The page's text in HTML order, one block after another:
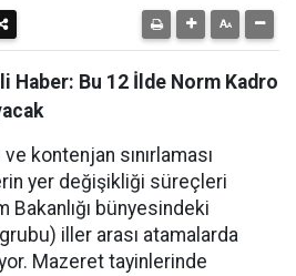
Haber: Bu 12 İlde Norm Kadro
ve kontenjan sınırlaması
yer değişikliği süreçleri
Bakanlığı bünyesindeki
iller arası atamalarda
Mazeret tayinlerinde